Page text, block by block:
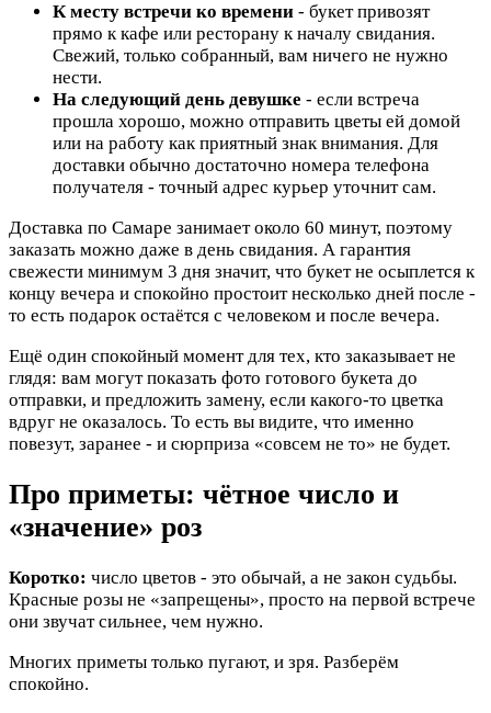
К месту встречи ко времени - букет привозят
прямо к кафе или ресторану к началу свидания.
Свежий, только собранный, вам ничего не нужно
нести.
На следующий день девушке - если встреча
прошла хорошо, можно отправить цветы ей домой
или на работу как приятный знак внимания. Для
доставки обычно достаточно номера телефона
получателя - точный адрес курьер уточнит сам.
Доставка по Самаре занимает около 60 минут, поэтому
заказать можно даже в день свидания. А гарантия
свежести минимум 3 дня значит, что букет не осыплется к
концу вечера и спокойно простоит несколько дней после -
то есть подарок остаётся с человеком и после вечера.
Ещё один спокойный момент для тех, кто заказывает не
глядя: вам могут показать фото готового букета до
отправки, и предложить замену, если какого-то цветка
вдруг не оказалось. То есть вы видите, что именно
повезут, заранее - и сюрприза «совсем не то» не будет.
Про приметы: чётное число и
«значение» роз
Коротко: число цветов - это обычай, а не закон судьбы.
Красные розы не «запрещены», просто на первой встрече
они звучат сильнее, чем нужно.
Многих приметы только пугают, и зря. Разберём
спокойно.